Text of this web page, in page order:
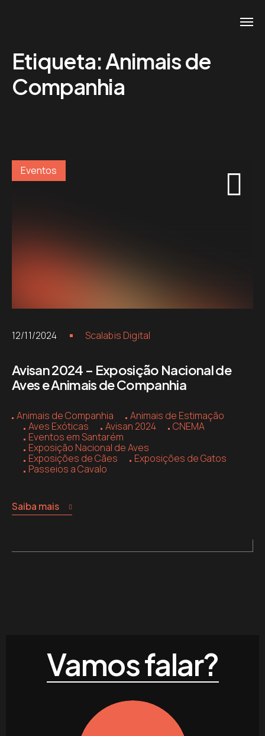
Etiqueta:Animais de
Companhia
Eventos
12/11/2024 Scalabis Digital
Avisan 2024 – Exposição Nacional de
Aves e Animais de Companhia
Animais de Companhia
Animais de Estimação
Aves Exóticas
Avisan 2024
CNEMA
Eventos em Santarém
Exposição Nacional de Aves
Exposições de Cães
Exposições de Gatos
Passeios a Cavalo
Saiba mais
Vamos falar?